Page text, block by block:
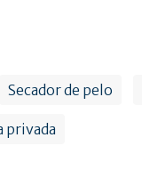
Secador de pelo
privada